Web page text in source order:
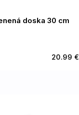
doska 30 cm
20.99 €